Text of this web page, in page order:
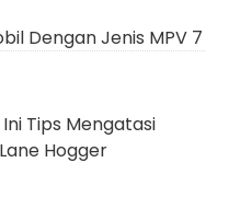
Dengan Jenis MPV 7
Tips Mengatasi
Hogger